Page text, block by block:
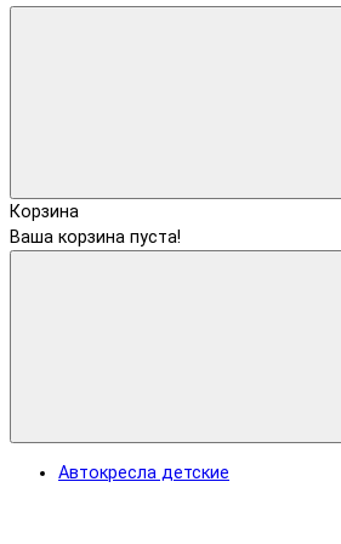
Корзина
Ваша корзина пуста!
Автокресла детские